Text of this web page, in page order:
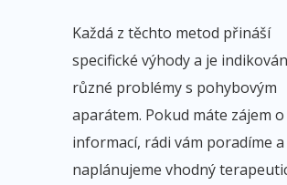
Každá z těchto metod přináší
specifické výhody a je
různé problémy s pohybovým
aparátem. Pokud máte zájem o
informací, rádi vám poradíme a
naplánujeme vhodný